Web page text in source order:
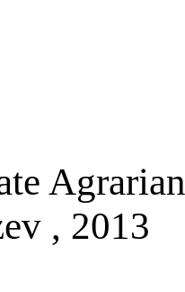
, 2013